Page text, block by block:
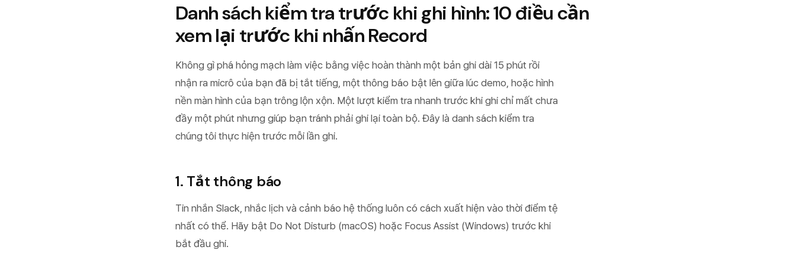
Danh sách kiểm tra trước khi ghi hình: 10 điều cần
xem lại trước khi nhấn Record
Không gì phá hỏng mạch làm việc bằng việc hoàn thành một bản ghi dài 15 phút rồi
nhận ra micrô của bạn đã bị tắt tiếng, một thông báo bật lên giữa lúc demo, hoặc hình
nền màn hình của bạn trông lộn xộn. Một lượt kiểm tra nhanh trước khi ghi chỉ mất chưa
đầy một phút nhưng giúp bạn tránh phải ghi lại toàn bộ. Đây là danh sách kiểm tra
chúng tôi thực hiện trước mỗi lần ghi.
1. Tắt thông báo
Tin nhắn Slack, nhắc lịch và cảnh báo hệ thống luôn có cách xuất hiện vào thời điểm tệ
nhất có thể. Hãy bật Do Not Disturb (macOS) hoặc Focus Assist (Windows) trước khi
bắt đầu ghi.